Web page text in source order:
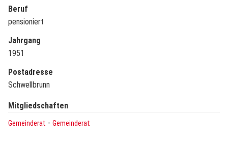
Beruf
pensioniert
Jahrgang
1951
Postadresse
Schwellbrunn
Mitgliedschaften
Gemeinderat - Gemeinderat